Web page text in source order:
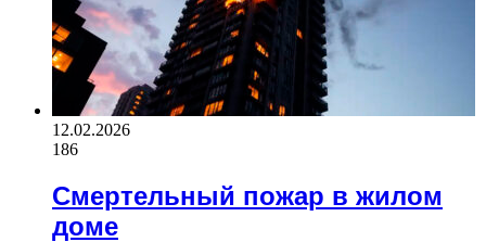
12.02.2026
186
Смертельный пожар в жилом
доме